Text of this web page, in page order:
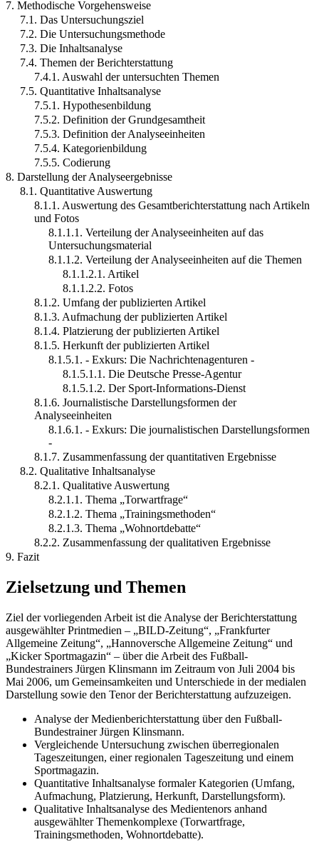
7. Methodische Vorgehensweise
7.1. Das Untersuchungsziel
7.2. Die Untersuchungsmethode
7.3. Die Inhaltsanalyse
7.4. Themen der Berichterstattung
7.4.1. Auswahl der untersuchten Themen
7.5. Quantitative Inhaltsanalyse
7.5.1. Hypothesenbildung
7.5.2. Definition der Grundgesamtheit
7.5.3. Definition der Analyseeinheiten
7.5.4. Kategorienbildung
7.5.5. Codierung
8. Darstellung der Analyseergebnisse
8.1. Quantitative Auswertung
8.1.1. Auswertung des Gesamtberichterstattung nach Artikeln
und Fotos
8.1.1.1. Verteilung der Analyseeinheiten auf das
Untersuchungsmaterial
8.1.1.2. Verteilung der Analyseeinheiten auf die Themen
8.1.1.2.1. Artikel
8.1.1.2.2. Fotos
8.1.2. Umfang der publizierten Artikel
8.1.3. Aufmachung der publizierten Artikel
8.1.4. Platzierung der publizierten Artikel
8.1.5. Herkunft der publizierten Artikel
8.1.5.1. - Exkurs: Die Nachrichtenagenturen -
8.1.5.1.1. Die Deutsche Presse-Agentur
8.1.5.1.2. Der Sport-Informations-Dienst
8.1.6. Journalistische Darstellungsformen der
Analyseeinheiten
8.1.6.1. - Exkurs: Die journalistischen Darstellungsformen
-
8.1.7. Zusammenfassung der quantitativen Ergebnisse
8.2. Qualitative Inhaltsanalyse
8.2.1. Qualitative Auswertung
8.2.1.1. Thema „Torwartfrage“
8.2.1.2. Thema „Trainingsmethoden“
8.2.1.3. Thema „Wohnortdebatte“
8.2.2. Zusammenfassung der qualitativen Ergebnisse
9. Fazit
Zielsetzung und Themen
Ziel der vorliegenden Arbeit ist die Analyse der Berichterstattung
ausgewählter Printmedien – „BILD-Zeitung“, „Frankfurter
Allgemeine Zeitung“, „Hannoversche Allgemeine Zeitung“ und
„Kicker Sportmagazin“ – über die Arbeit des Fußball-
Bundestrainers Jürgen Klinsmann im Zeitraum von Juli 2004 bis
Mai 2006, um Gemeinsamkeiten und Unterschiede in der medialen
Darstellung sowie den Tenor der Berichterstattung aufzuzeigen.
Analyse der Medienberichterstattung über den Fußball-
Bundestrainer Jürgen Klinsmann.
Vergleichende Untersuchung zwischen überregionalen
Tageszeitungen, einer regionalen Tageszeitung und einem
Sportmagazin.
Quantitative Inhaltsanalyse formaler Kategorien (Umfang,
Aufmachung, Platzierung, Herkunft, Darstellungsform).
Qualitative Inhaltsanalyse des Medientenors anhand
ausgewählter Themenkomplexe (Torwartfrage,
Trainingsmethoden, Wohnortdebatte).